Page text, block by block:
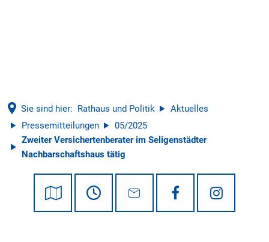
Sie sind hier: Rathaus und Politik
Aktuelles
Pressemitteilungen
05/2025
Zweiter Versichertenberater im Seligenstädter
Nachbarschaftshaus tätig